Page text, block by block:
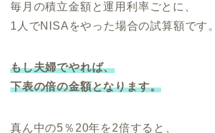
毎月の積立金額と運用利率ごとに、
1人でNISAをやった場合の試算額です。
もし夫婦でやれば、
下表の倍の金額となります。
真ん中の5％20年を2倍すると、